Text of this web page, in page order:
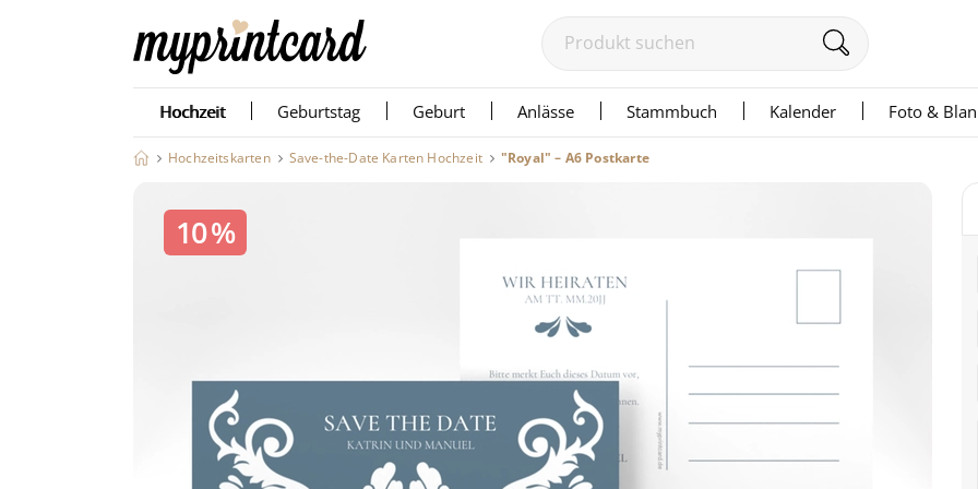
Hochzeit Geburtstag Geburt Anlässe Stammbuch Kalender Foto &
Hochzeitskarten Save-the-Date Karten Hochzeit "Royal" – A6 Postkarte
10 %